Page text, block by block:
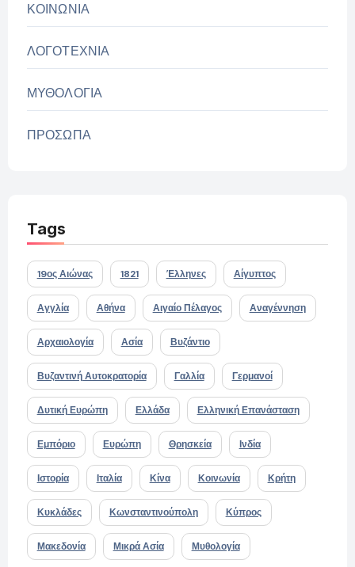
ΚΟΙΝΩΝΙΑ
ΛΟΓΟΤΕΧΝΙΑ
ΜΥΘΟΛΟΓΙΑ
ΠΡΟΣΩΠΑ
Tags
19ος Αιώνας 1821 Έλληνες Αίγυπτος
Αγγλία Αθήνα Αιγαίο Πέλαγος Αναγέννηση
Αρχαιολογία Ασία Βυζάντιο
Βυζαντινή Αυτοκρατορία Γαλλία Γερμανοί
Δυτική Ευρώπη Ελλάδα Ελληνική Επανάσταση
Εμπόριο Ευρώπη Θρησκεία Ινδία
Ιστορία Ιταλία Κίνα Κοινωνία Κρήτη
Κυκλάδες Κωνσταντινούπολη Κύπρος
Μακεδονία Μικρά Ασία Μυθολογία